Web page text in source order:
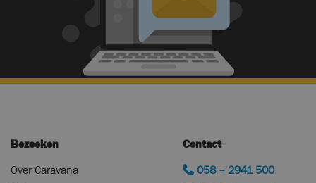
Bezoeken
Over Caravana
Contact
058 – 2941 500